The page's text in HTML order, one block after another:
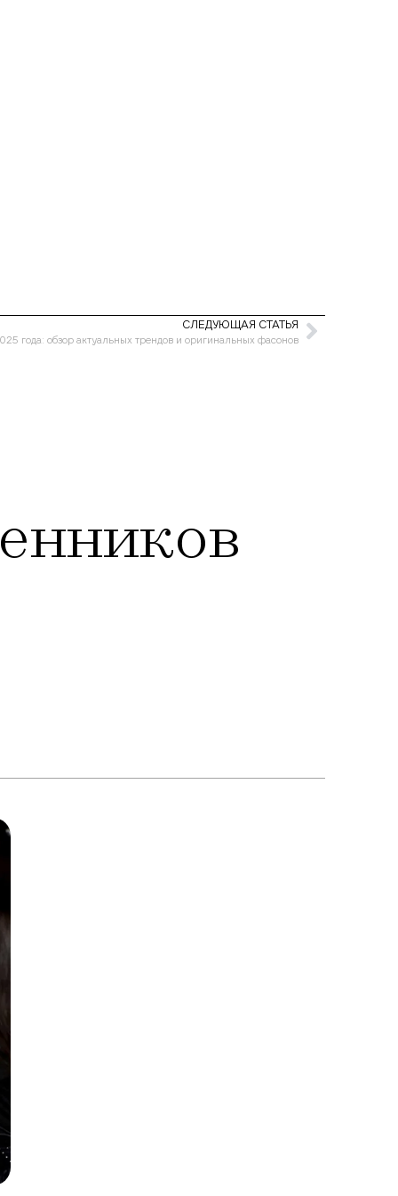
СЛЕДУЮЩАЯ СТАТЬЯ
года: обзор актуальных трендов и оригинальных фасонов